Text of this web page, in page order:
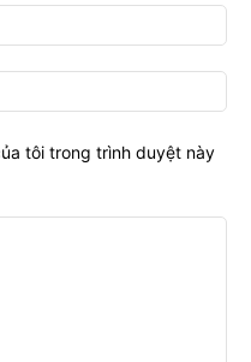
tôi trong trình duyệt này